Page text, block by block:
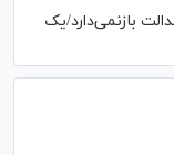
بازنمی‌دارد/یک